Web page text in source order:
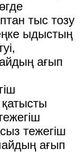
тыс тозу
ыдыстың
ағып
тежегіш
ағып